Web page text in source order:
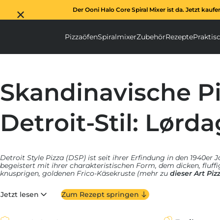
Der Ooni Halo Core Spiral Mixer ist da. Jetzt
Pizzaöfen Pizzaöfen submenu
Spiralmixer Spiralmixer
Zubehör Zubehör
Rezepte
Skandinavische
Detroit-Stil:
Detroit Style Pizza (DSP) ist seit ihrer Erfindung in den 1940er
begeistert mit ihrer charakteristischen Form, dem dicken,
knusprigen, goldenen Frico-Käsekruste (mehr zu dieser Art
Detroit Style Pizzablechentwickelt haben, das
Technologie perfekt miteinander kombiniert, um diese
Jetzt lesen Zum Rezept springen